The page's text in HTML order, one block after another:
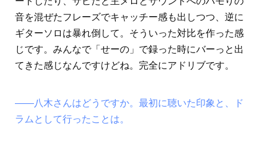
音を混ぜたフレーズでキャッチー感も出しつつ、逆に
ギターソロは暴れ倒して。そういった対比を作った感
じです。みんなで「せーの」で録った時にバーっと出
てきた感じなんですけどね。完全にアドリブです。
――八木さんはどうですか。最初に聴いた印象と、ド
ラムとして行ったことは。